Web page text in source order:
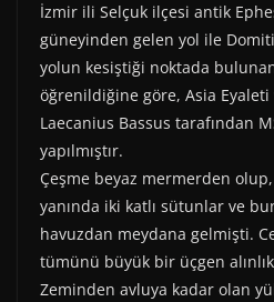
e
b
o
o
k
w
i
t
t
e
r
)
t
e
r
e
s
t
İzmir ili Selçuk ilçesi antik
güneyinden gelen yol ile
yolun kesiştiği noktada
öğrenildiğine göre, Asia
Laecanius Bassus tarafından
yapılmıştır.
Çeşme beyaz mermerden
yanında iki katlı sütunlar ve
havuzdan meydana gelmişti.
tümünü büyük bir üçgen
Zeminden avluya kadar olan